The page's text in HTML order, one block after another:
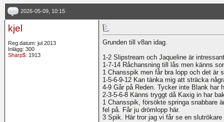
2026-05-09, 10:15
kjel
Reg.datum: jul 2013
Inlägg: 300
Sharp$: 1913
Grunden till v8an idag.
1-2 Slipstream och Jaqueline är
1-7-14 Råchansning till lås men känns
1 Chansspik men får bra lopp och det är
1-5-6-9-12 Kan tänka mig att sträcka
4-9 Går på Reden. Tycker inte Blank
2-3-5-6-8 Känns tryggt då Kaxig in har
1 Chansspik, försökte springa snabbare
fel på. Får ju drömlopp här.
3 Spik. Här tror jag vi får se en slutrökare